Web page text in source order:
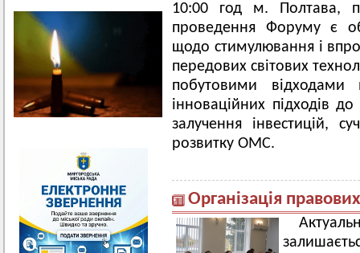
10:00 год м. Полтава,
проведення Форуму є
щодо стимулювання і
передових світових
побутовими відходами
інноваційних підходів
залучення інвестицій,
розвитку ОМС.
Організація